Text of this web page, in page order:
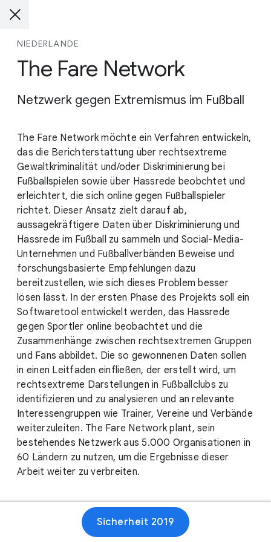
NIEDERLANDE
The Fare Network
Netzwerk gegen Extremismus im Fußball
The Fare Network möchte ein Verfahren entwickeln,
das die Berichterstattung über rechtsextreme
Gewaltkriminalität und/oder Diskriminierung bei
Fußballspielen sowie über Hassrede beobchtet und
erleichtert, die sich online gegen Fußballspieler
richtet. Dieser Ansatz zielt darauf ab,
aussagekräftigere Daten über Diskriminierung und
Hassrede im Fußball zu sammeln und Social-Media-
Unternehmen und Fußballverbänden Beweise und
forschungsbasierte Empfehlungen dazu
bereitzustellen, wie sich dieses Problem besser
lösen lässt. In der ersten Phase des Projekts soll ein
Softwaretool entwickelt werden, das Hassrede
gegen Sportler online beobachtet und die
Zusammenhänge zwischen rechtsextremen Gruppen
und Fans abbildet. Die so gewonnenen Daten sollen
in einen Leitfaden einfließen, der erstellt wird, um
rechtsextreme Darstellungen in Fußballclubs zu
identifizieren und zu analysieren und an relevante
Interessengruppen wie Trainer, Vereine und Verbände
weiterzuleiten. The Fare Network plant, sein
bestehendes Netzwerk aus 5.000 Organisationen in
60 Ländern zu nutzen, um die Ergebnisse dieser
Arbeit weiter zu verbreiten.
Sicherheit 2019